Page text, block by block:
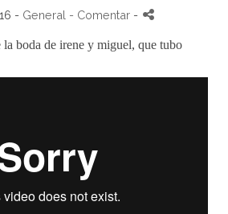
- General - Comentar -
la boda de irene y miguel, que tubo